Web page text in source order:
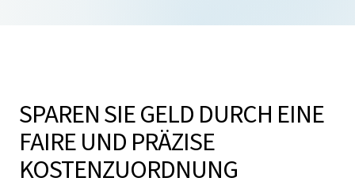
SPAREN SIE GELD DURCH EINE
FAIRE UND PRÄZISE
KOSTENZUORDNUNG